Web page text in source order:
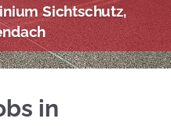
Sichtschutz,
in